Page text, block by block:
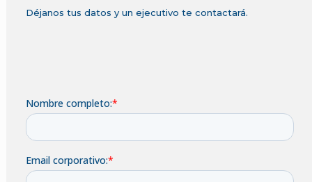
Déjanos tus datos y un ejecutivo te contactará.